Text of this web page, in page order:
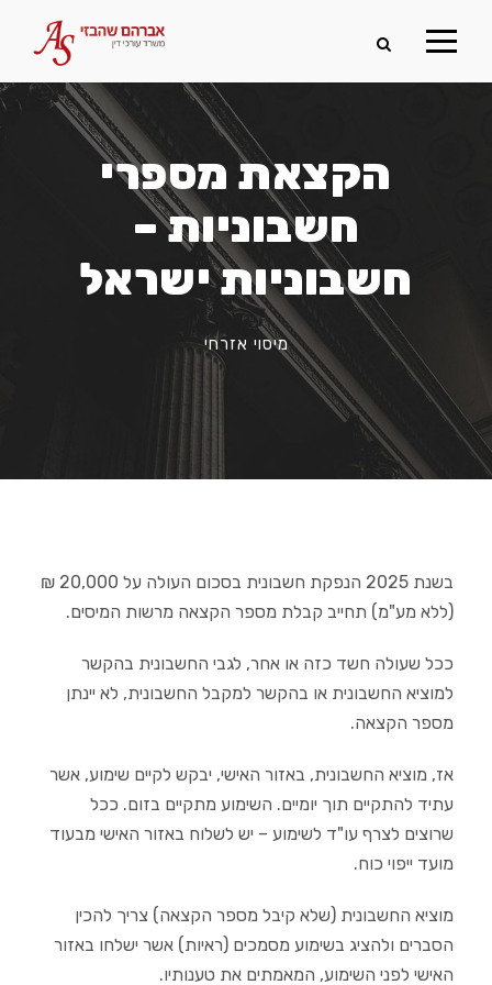
הקצאת מספרי
חשבוניות –
חשבוניות ישראל
מיסוי אזרחי
בשנת 2025 הנפקת חשבונית בסכום העולה על 20,000 ₪
(ללא מע"מ) תחייב קבלת מספר הקצאה מרשות המיסים.
ככל שעולה חשד כזה או אחר, לגבי החשבונית בהקשר
למוציא החשבונית או בהקשר למקבל החשבונית, לא יינתן
מספר הקצאה.
אז, מוציא החשבונית, באזור האישי, יבקש לקיים שימוע, אשר
עתיד להתקיים תוך יומיים. השימוע מתקיים בזום. ככל
שרוצים לצרף עו"ד לשימוע – יש לשלוח באזור האישי מבעוד
מועד ייפוי כוח.
מוציא החשבונית (שלא קיבל מספר הקצאה) צריך להכין
הסברים ולהציג בשימוע מסמכים (ראיות) אשר ישלחו באזור
האישי לפני השימוע, המאמתים את טענותיו.